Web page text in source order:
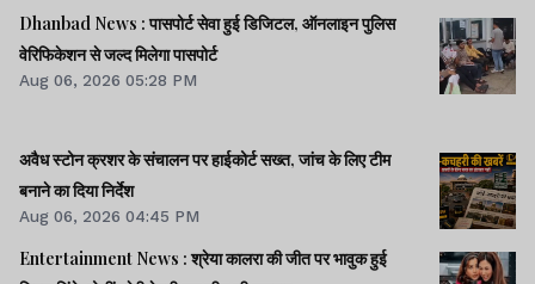
Dhanbad News : पासपोर्ट सेवा हुई डिजिटल, ऑनलाइन पुलिस
वेरिफिकेशन से जल्द मिलेगा पासपोर्ट
Aug 06, 2026 05:28 PM
अवैध स्टोन क्रशर के संचालन पर हाईकोर्ट सख्त, जांच के लिए टीम
बनाने का दिया निर्देश
Aug 06, 2026 04:45 PM
Entertainment News : श्रेया कालरा की जीत पर भावुक हुई